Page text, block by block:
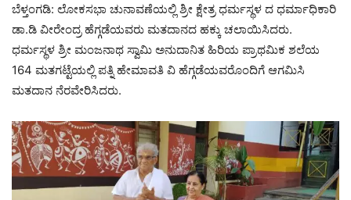
ಬೆಳ್ತಂಗಡಿ: ಲೋಕಸಭಾ ಚುನಾವಣೆಯಲ್ಲಿ ಶ್ರೀ ಕ್ಷೇತ್ರ ಧರ್ಮಸ್ಥಳ ದ ಧರ್ಮಾಧಿಕಾರಿ
ಡಾ.ಡಿ ವೀರೇಂದ್ರ ಹೆಗ್ಗಡೆಯವರು ಮತದಾನದ ಹಕ್ಕು ಚಲಾಯಿಸಿದರು‌.
ಧರ್ಮಸ್ಥಳ ಶ್ರೀ ಮಂಜನಾಥ ಸ್ವಾಮಿ ಅನುದಾನಿತ ಹಿರಿಯ ಪ್ರಾಥಮಿಕ ಶಲೆಯ
164 ಮತಗಟ್ಟೆಯಲ್ಲಿ ಪತ್ನಿ ಹೇಮಾವತಿ ವಿ ಹೆಗ್ಗಡೆಯವರೊಂದಿಗೆ ಆಗಮಿಸಿ
ಮತದಾನ ನೆರವೇರಿಸಿದರು.